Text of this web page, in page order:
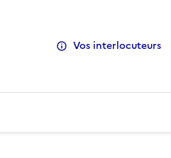
Vos interlocuteurs